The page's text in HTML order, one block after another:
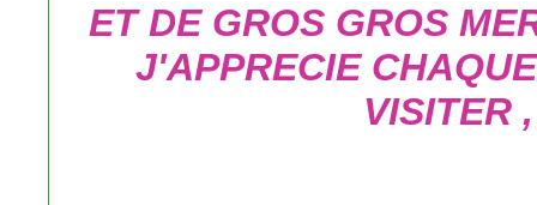
ET DE GROS GROS
J'APPRECIE
VISITER